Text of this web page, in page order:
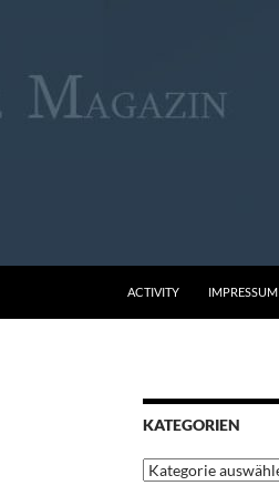
ACTIVITY IMPRESSUM
KATEGORIEN
Kategorien